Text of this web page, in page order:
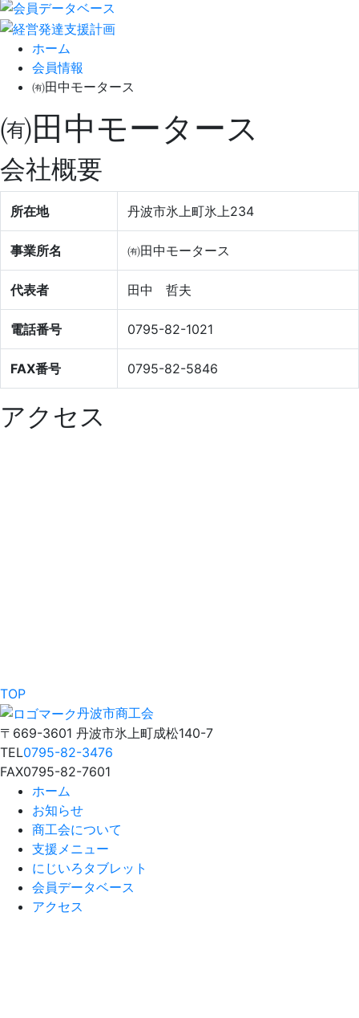
ホーム
会員情報
㈲田中モータース
㈲田中モータース
会社概要
所在地 丹波市氷上町氷上234
事業所名 ㈲田中モータース
代表者 田中 哲夫
電話番号 0795-82-1021
FAX番号 0795-82-5846
アクセス
TOP
丹波市商工会
〒669-3601 丹波市氷上町成松140-7
TEL0795-82-3476
FAX0795-82-7601
ホーム
お知らせ
商工会について
支援メニュー
にじいろタブレット
会員データベース
アクセス